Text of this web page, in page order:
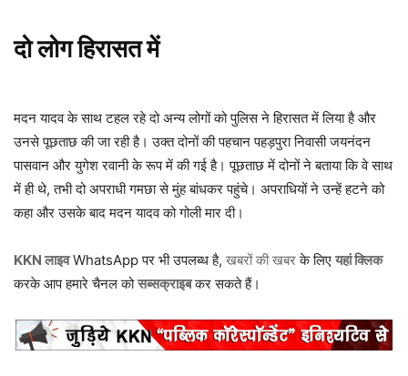
दो लोग हिरासत में
मदन यादव के साथ टहल रहे दो अन्य लोगों को पुलिस ने हिरासत में लिया है और
उनसे पूछताछ की जा रही है। उक्त दोनों की पहचान पहड़पुरा निवासी जयनंदन
पासवान और युगेश रवानी के रूप में की गई है। पूछताछ में दोनों ने बताया कि वे साथ
में ही थे, तभी दो अपराधी गमछा से मुंह बांधकर पहुंचे। अपराधियों ने उन्हें हटने को
कहा और उसके बाद मदन यादव को गोली मार दी।
KKN लाइवWhatsApp पर भी उपलब्ध है, खबरों की खबरके लिए यहां क्लिक
करके आप हमारे चैनल कोसब्सक्राइबकर सकते हैं।